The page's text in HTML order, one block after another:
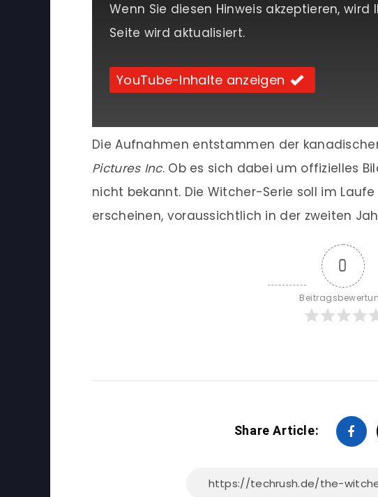
Wenn Sie diesen Hinweis akzeptieren,
Seite wird aktualisiert.
YouTube-Inhalte anzeigen
Die Aufnahmen entstammen der
Pictures Inc. Ob es sich dabei um offizielles
nicht bekannt. Die Witcher-Serie soll im
erscheinen, voraussichtlich in der zweiten
0
Share Article: